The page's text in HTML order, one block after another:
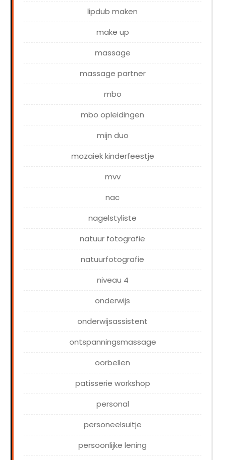
lipdub maken
make up
massage
massage partner
mbo
mbo opleidingen
mijn duo
mozaiek kinderfeestje
mvv
nac
nagelstyliste
natuur fotografie
natuurfotografie
niveau 4
onderwijs
onderwijsassistent
ontspanningsmassage
oorbellen
patisserie workshop
personal
personeelsuitje
persoonlijke lening